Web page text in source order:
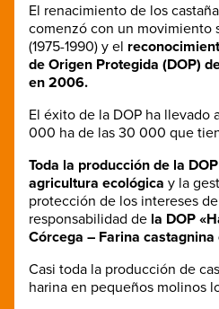
El renacimiento de los
comenzó con un movimiento
(1975-1990) y el
de Origen Protegida (DOP)
en 2006.
El éxito de la DOP ha llevado
000 ha de las 30 000 que
Toda la producción de la
agricultura ecológica y la
protección de los intereses
responsabilidad de la DOP
Córcega – Farina castagnina
Casi toda la producción de
harina en pequeños molinos